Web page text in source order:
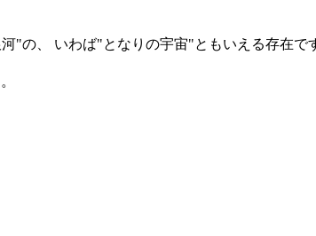
の、 いわば"となりの宇宙"ともいえる存在で